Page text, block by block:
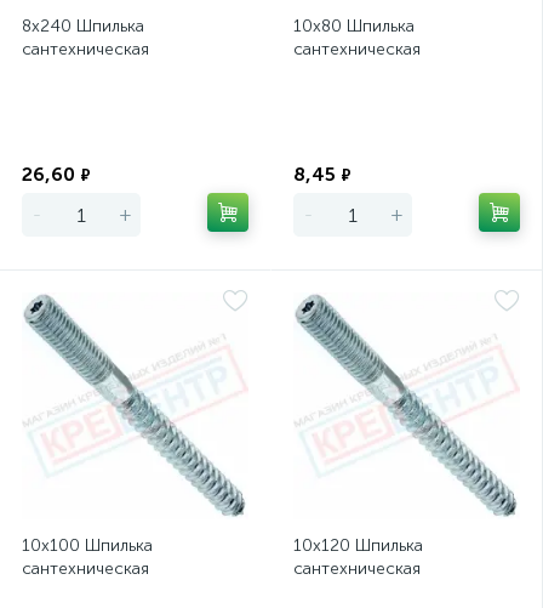
8х240 Шпилька
сантехническая
26,60 ₽
- +
10х80 Шпилька
сантехническая
8,45 ₽
- +
10х100 Шпилька
сантехническая
10х120 Шпилька
сантехническая